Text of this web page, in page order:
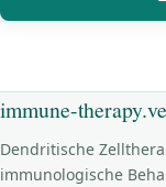
immune-
Dendritische
immunologische